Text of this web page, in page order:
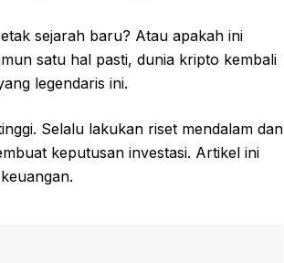
sejarah baru? Atau apakah ini
satu hal pasti, dunia kripto kembali
legendaris ini.
Selalu lakukan riset mendalam dan
keputusan investasi. Artikel ini